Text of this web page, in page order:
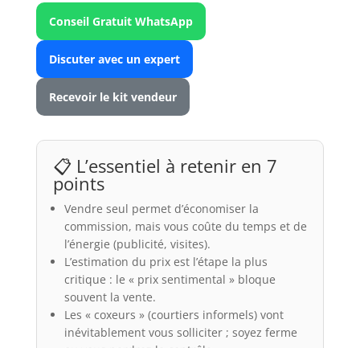
Conseil Gratuit WhatsApp
Discuter avec un expert
Recevoir le kit vendeur
📋 L’essentiel à retenir en 7
points
Vendre seul permet d’économiser la
commission, mais vous coûte du temps et de
l’énergie (publicité, visites).
L’estimation du prix est l’étape la plus
critique : le « prix sentimental » bloque
souvent la vente.
Les « coxeurs » (courtiers informels) vont
inévitablement vous solliciter ; soyez ferme